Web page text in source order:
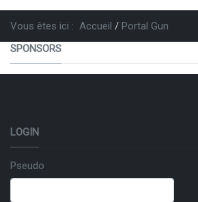
Vous êtes ici : Accueil
Portal Gun
SPONSORS
LOGIN
Pseudo